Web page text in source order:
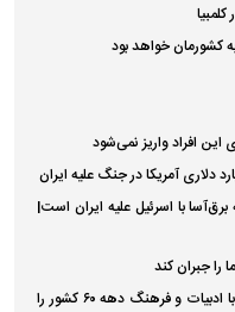
کشورمان خواهد بود
این افراد واریز نمی‌شود
با اسرئیل علیه ایران است|
جبران کند
حسین مرعشی: جمهوری اسلامی نمی‌تواند با ادبیات و فرهنگ دهه ۶۰ کشور را